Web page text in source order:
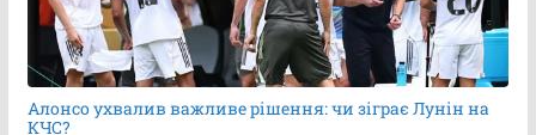
Алонсо ухвалив важливе рішення: чи зіграє Лунін на
КЧС?